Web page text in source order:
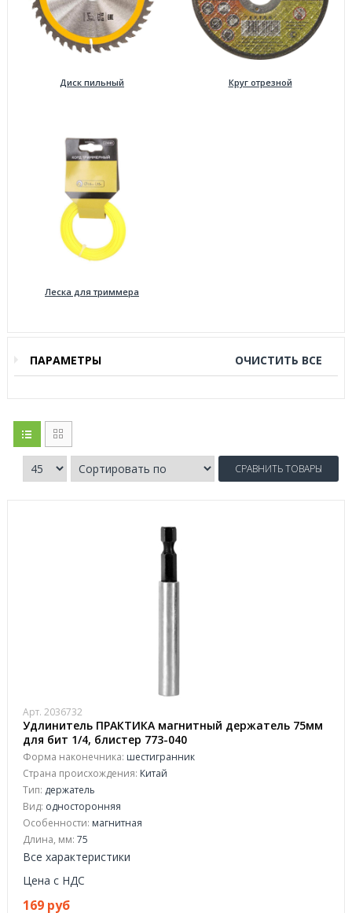
Диск пильный Круг отрезной
Леска для триммера
ПАРАМЕТРЫ ОЧИСТИТЬ ВСЕ
СРАВНИТЬ ТОВАРЫ
Арт. 2036732
Удлинитель ПРАКТИКА магнитный держатель 75мм
для бит 1/4, блистер 773-040
Форма наконечника: шестигранник
Страна происхождения: Китай
Тип: держатель
Вид: односторонняя
Особенности: магнитная
Длина, мм: 75
Все характеристики
Цена с НДС
169 руб